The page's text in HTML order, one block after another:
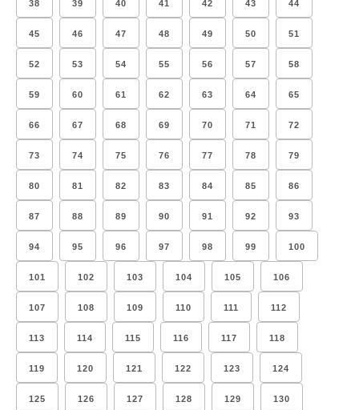
38 39 40 41 42 43 44
45 46 47 48 49 50 51
52 53 54 55 56 57 58
59 60 61 62 63 64 65
66 67 68 69 70 71 72
73 74 75 76 77 78 79
80 81 82 83 84 85 86
87 88 89 90 91 92 93
94 95 96 97 98 99 100
101 102 103 104 105 106
107 108 109 110 111 112
113 114 115 116 117 118
119 120 121 122 123 124
125 126 127 128 129 130